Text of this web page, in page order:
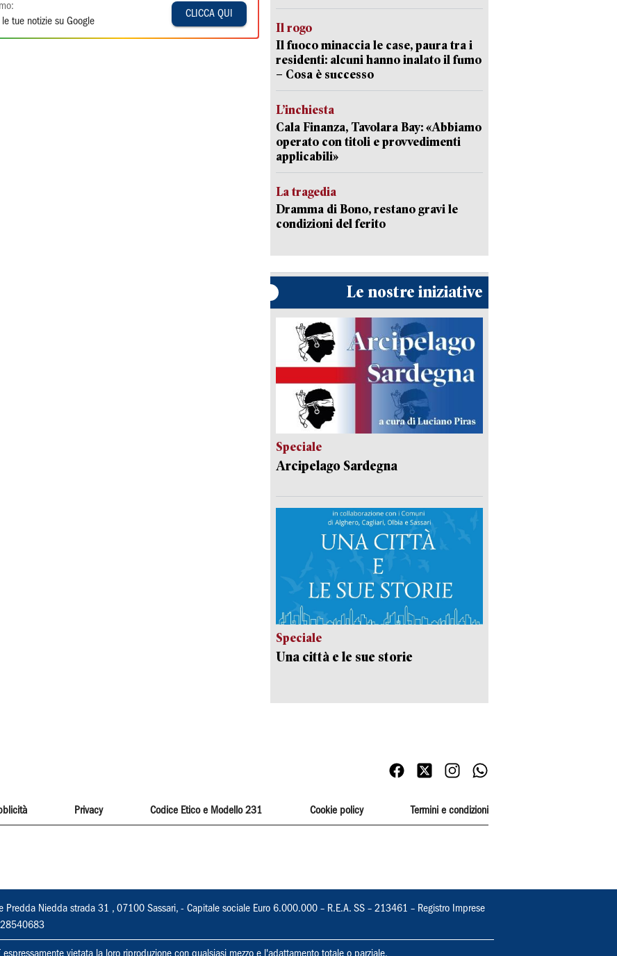
le tue notizie su Google
CLICCA QUI
Il rogo
Il fuoco minaccia le case, paura tra i
residenti: alcuni hanno inalato il fumo
– Cosa è successo
L’inchiesta
Cala Finanza, Tavolara Bay: «Abbiamo
operato con titoli e provvedimenti
applicabili»
La tragedia
Dramma di Bono, restano gravi le
condizioni del ferito
Le nostre iniziative
Speciale
Arcipelago Sardegna
Speciale
Una città e le sue storie
Privacy Codice Etico e Modello 231 Cookie policy Termini e condizioni
Predda Niedda strada 31 , 07100 Sassari, - Capitale sociale Euro 6.000.000 – R.E.A. SS – 213461 – Registro Imprese
vietata la loro riproduzione con qualsiasi mezzo e l'adattamento totale o parziale.